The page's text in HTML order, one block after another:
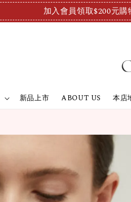
加入會員領取$200元
新品上市 ABOUT US 本店